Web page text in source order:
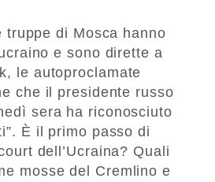
truppe di Mosca hanno
e sono dirette a
le autoproclamate
che il presidente russo
sera ha riconosciuto
È il primo passo di
dell’Ucraina? Quali
mosse del Cremlino e